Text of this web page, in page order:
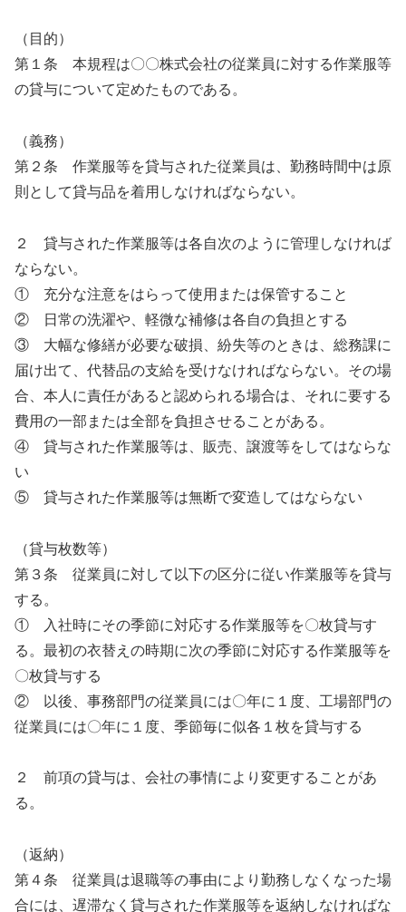
（目的）
第１条 本規程は〇〇株式会社の従業員に対する作業服等
の貸与について定めたものである。
（義務）
第２条 作業服等を貸与された従業員は、勤務時間中は原
則として貸与品を着用しなければならない。
２ 貸与された作業服等は各自次のように管理しなければ
ならない。
① 充分な注意をはらって使用または保管すること
② 日常の洗濯や、軽微な補修は各自の負担とする
③ 大幅な修繕が必要な破損、紛失等のときは、総務課に
届け出て、代替品の支給を受けなければならない。その場
合、本人に責任があると認められる場合は、それに要する
費用の一部または全部を負担させることがある。
④ 貸与された作業服等は、販売、譲渡等をしてはならな
い
⑤ 貸与された作業服等は無断で変造してはならない
（貸与枚数等）
第３条 従業員に対して以下の区分に従い作業服等を貸与
する。
① 入社時にその季節に対応する作業服等を〇枚貸与す
る。最初の衣替えの時期に次の季節に対応する作業服等を
〇枚貸与する
② 以後、事務部門の従業員には〇年に１度、工場部門の
従業員には〇年に１度、季節毎に似各１枚を貸与する
２ 前項の貸与は、会社の事情により変更することがあ
る。
（返納）
第４条 従業員は退職等の事由により勤務しなくなった場
合には、遅滞なく貸与された作業服等を返納しなければな